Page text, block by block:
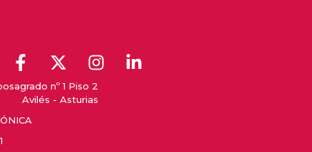
nº 1 Piso 2
Avilés - Asturias